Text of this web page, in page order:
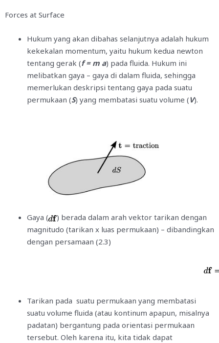
Forces at Surface
Hukum yang akan dibahas selanjutnya adalah hukum
kekekalan momentum, yaitu hukum kedua newton
tentang gerak (f = m a) pada fluida. Hukum ini
melibatkan gaya – gaya di dalam fluida, sehingga
memerlukan deskripsi tentang gaya pada suatu
permukaan (S) yang membatasi suatu volume (V).
Gaya (
) berada dalam arah vektor tarikan dengan
magnitudo (tarikan x luas permukaan) – dibandingkan
dengan persamaan (2.3)
Tarikan pada suatu permukaan yang membatasi
suatu volume fluida (atau kontinum apapun, misalnya
padatan) bergantung pada orientasi permukaan
tersebut. Oleh karena itu, kita tidak dapat